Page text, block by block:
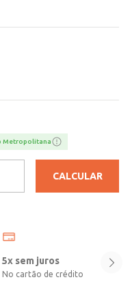
em dois níveis.
bumbum. Como
que valorizam o
quer se sentir
Metropolitana
CALCULAR
5x sem juros
No cartão de crédito